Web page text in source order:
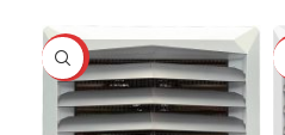
-25%